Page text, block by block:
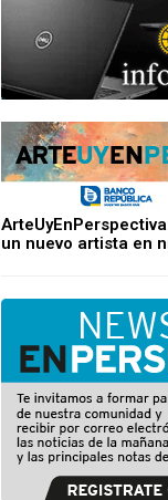
un nuevo artista en